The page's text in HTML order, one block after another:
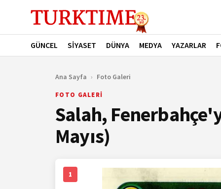
GÜNCEL SİYASET DÜNYA MEDYA YAZARLAR
Ana Sayfa › Foto Galeri
FOTO GALERİ
Salah,
Mayıs)
1